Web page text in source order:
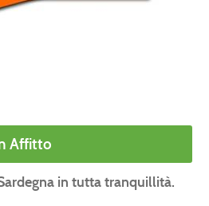
Affitto
in tutta tranquillità.